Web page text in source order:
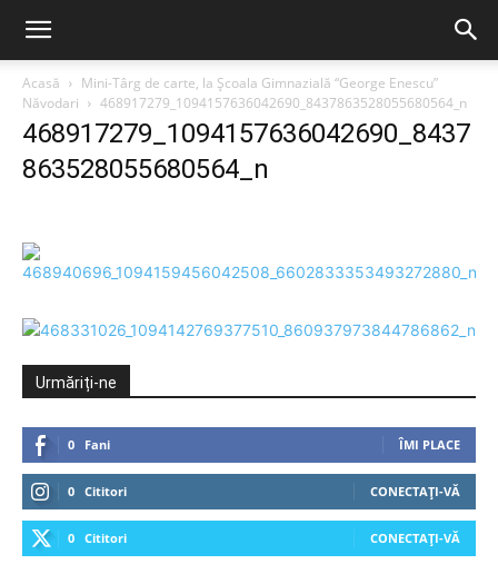
Acasă
Mini-Târg de carte, la Școala Gimnazială “George Enescu”
Năvodari
468917279_1094157636042690_8437863528055680564_n
468917279_1094157636042690_8437
863528055680564_n
Urmăriți-ne
0 Fani ÎMI PLACE
0 Cititori CONECTAȚI-VĂ
0 Cititori CONECTAȚI-VĂ